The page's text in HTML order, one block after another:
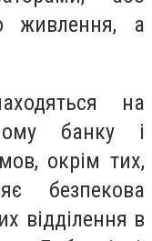
живлення, а
на
банку і
окрім тих,
безпекова
відділення в